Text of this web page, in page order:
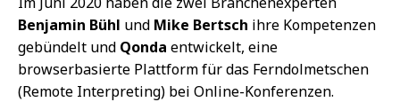
Benjamin Bühl und Mike Bertsch ihre Kompetenzen
gebündelt und Qonda entwickelt, eine
browserbasierte Plattform für das Ferndolmetschen
(Remote Interpreting) bei Online-Konferenzen.